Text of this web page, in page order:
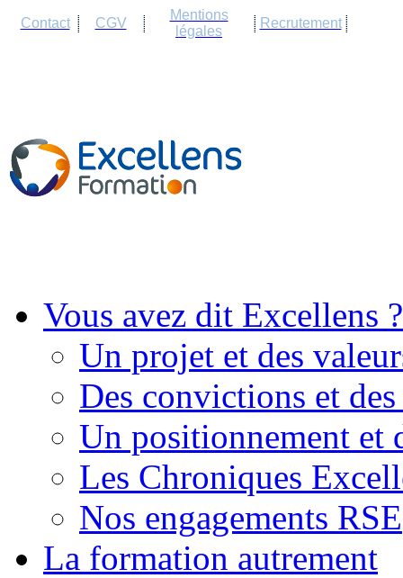
Contact CGV
Mentions
légales
Recrutement
Vous avez dit Excellens ?
Un projet et des
Des convictions et des
Un positionnement et
Les Chroniques
Nos engagements RSE
La formation autrement